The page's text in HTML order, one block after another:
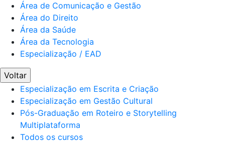
Área de Comunicação e Gestão
Área do Direito
Área da Saúde
Área da Tecnologia
Especialização / EAD
Voltar
Especialização em Escrita e Criação
Especialização em Gestão Cultural
Pós-Graduação em Roteiro e Storytelling
Multiplataforma
Todos os cursos